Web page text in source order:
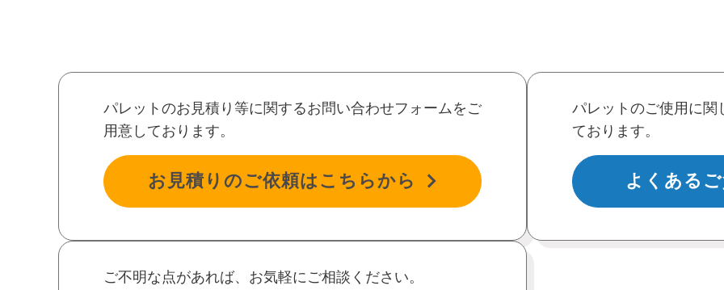
パレットのお見積り等に関するお問い合わせフォームをご
用意しております。
お見積りのご依頼はこちらから
パレットのご使用に関
ております。
よくある
ご不明な点があれば、お気軽にご相談ください。